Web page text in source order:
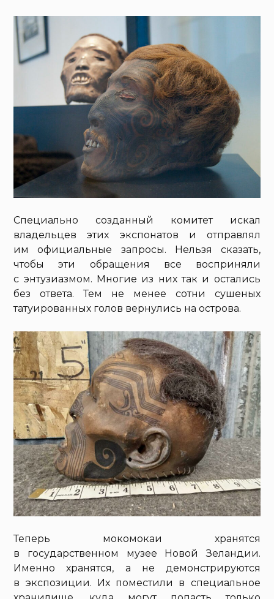
Специально созданный комитет искал
владельцев этих экспонатов и отправлял
им официальные запросы. Нельзя сказать,
чтобы эти обращения все восприняли
с энтузиазмом. Многие из них так и остались
без ответа. Тем не менее сотни сушеных
татуированных голов вернулись на острова.
Теперь мокомокаи хранятся
в государственном музее Новой Зеландии.
Именно хранятся, а не демонстрируются
в экспозиции. Их поместили в специальное